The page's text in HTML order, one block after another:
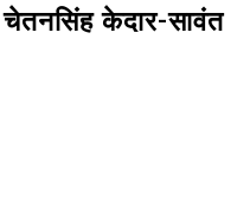
चेतनसिंह केदार-सावंत